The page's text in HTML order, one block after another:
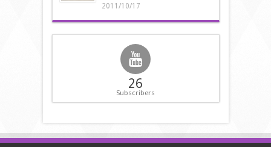
2011/10/17
26
Subscribers